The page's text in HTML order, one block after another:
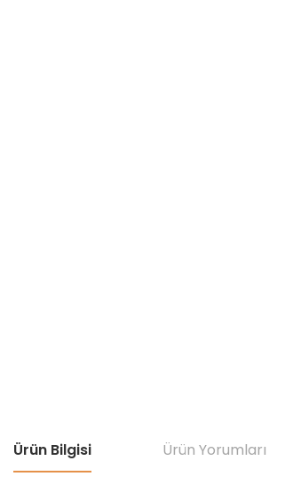
Ürün Bilgisi Ürün Yorumları